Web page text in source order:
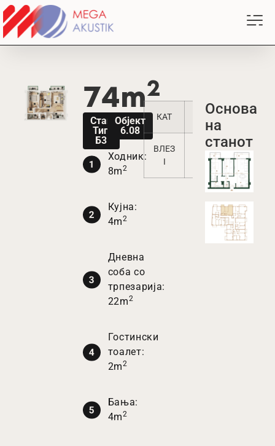
74m2
Стан
Тип
Б3
Објект
6.08
Ходник:
8m2
Кујна:
4m2
Дневна
соба со
трпезарија:
22m2
Гостински
тоалет:
2m2
Бања:
4m2
Oснова
на
станот
КАТ 2 3
ВЛЕЗ
I
10 17